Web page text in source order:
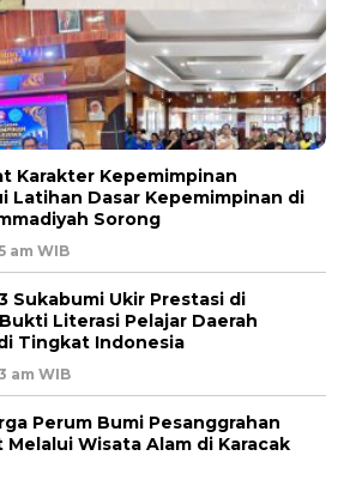
Karakter Kepemimpinan
Latihan Dasar Kepemimpinan di
Sorong
am WIB
Sukabumi Ukir Prestasi di
Literasi Pelajar Daerah
Tingkat Indonesia
am WIB
Perum Bumi Pesanggrahan
Melalui Wisata Alam di Karacak